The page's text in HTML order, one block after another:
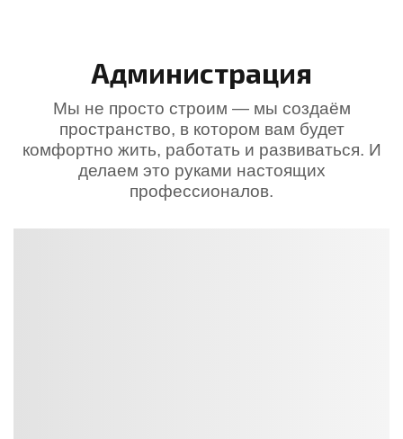
Администрация
Мы не просто строим — мы создаём
пространство, в котором вам будет
комфортно жить, работать и развиваться. И
делаем это руками настоящих
профессионалов.